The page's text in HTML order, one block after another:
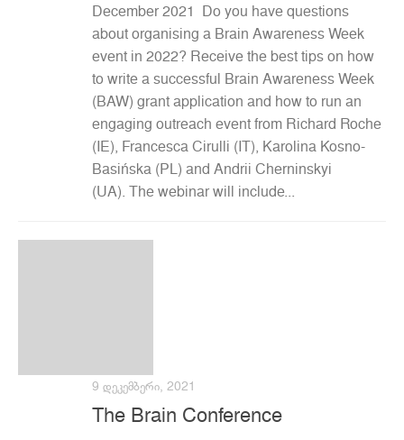
December 2021 Do you have questions
about organising a Brain Awareness Week
event in 2022? Receive the best tips on how
to write a successful Brain Awareness Week
(BAW) grant application and how to run an
engaging outreach event from Richard Roche
(IE), Francesca Cirulli (IT), Karolina Kosno-
Basińska (PL) and Andrii Cherninskyi
(UA). The webinar will include...
9 ᲓᲔᲙᲔᲛᲑᲔᲠᲘ, 2021
The Brain Conference